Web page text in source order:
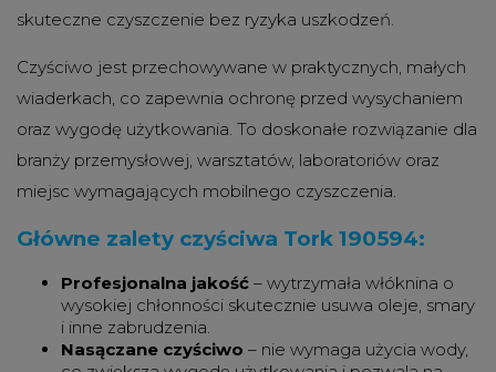
skuteczne czyszczenie bez ryzyka uszkodzeń.
Czyściwo jest przechowywane w praktycznych, małych
wiaderkach, co zapewnia ochronę przed wysychaniem
oraz wygodę użytkowania. To doskonałe rozwiązanie dla
branży przemysłowej, warsztatów, laboratoriów oraz
miejsc wymagających mobilnego czyszczenia.
Główne zalety czyściwa Tork 190594:
Profesjonalna jakość – wytrzymała włóknina o
wysokiej chłonności skutecznie usuwa oleje, smary
i inne zabrudzenia.
Nasączane czyściwo – nie wymaga użycia wody,